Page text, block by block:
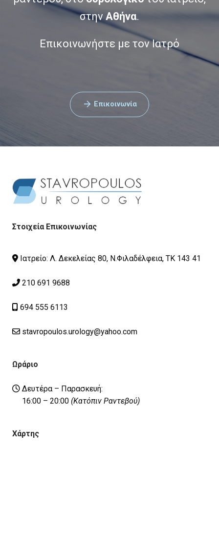
στηνΑθήνα.
Επικοινωνήστε με τον Ιατρό
Επικοινωνία
Στοιχεία Επικοινωνίας
Ιατρείο: Λ. Δεκελείας 80, Ν.Φιλαδέλφεια, ΤΚ 143 41
210 691 9688
694 555 6113
stavropoulos.urology@yahoo.com
Ωράριο
Δευτέρα – Παρασκευή:
16:00 – 20:00 (Κατόπιν Ραντεβού)
Χάρτης